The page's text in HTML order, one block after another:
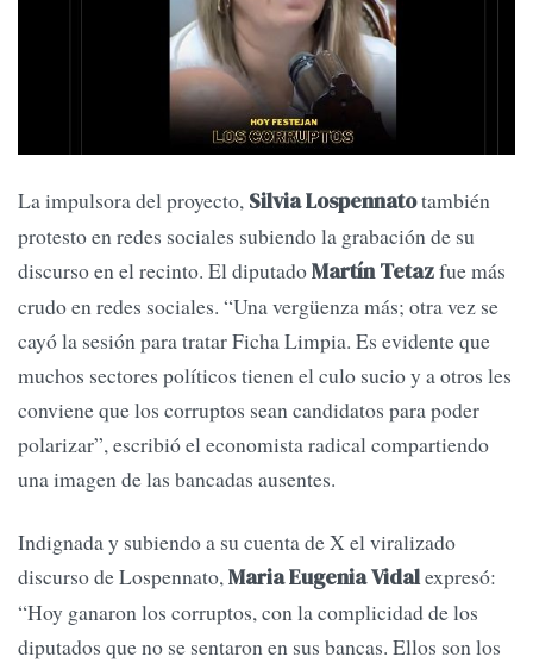
La impulsora del proyecto, Silvia Lospennatotambién
protesto en redes sociales subiendo la grabación de su
discurso en el recinto. El diputadoMartín Tetazfue más
crudo en redes sociales. “Una vergüenza más; otra vez se
cayó la sesión para tratar Ficha Limpia. Es evidente que
muchos sectores políticos tienen el culo sucio y a otros les
conviene que los corruptos sean candidatos para poder
polarizar”, escribió el economista radical compartiendo
una imagen de las bancadas ausentes.
Indignada y subiendo a su cuenta de X el viralizado
discurso de Lospennato,Maria Eugenia Vidalexpresó:
“Hoy ganaron los corruptos, con la complicidad de los
diputados que no se sentaron en sus bancas. Ellos son los